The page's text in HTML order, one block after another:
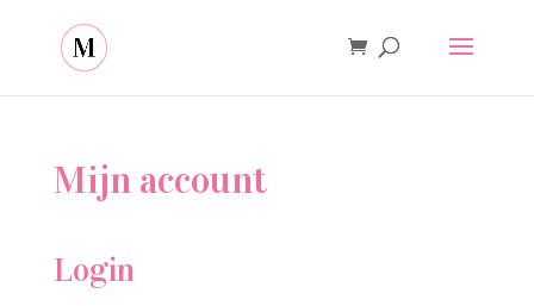
Mijn account
Login